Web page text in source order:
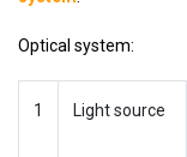
Optical system:
1 Light source